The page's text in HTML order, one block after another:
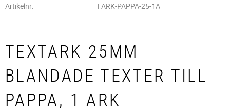
Artikelnr
FARK-PAPPA-25-1A
TEXTARK 25MM
BLANDADE TEXTER TILL
PAPPA, 1 ARK